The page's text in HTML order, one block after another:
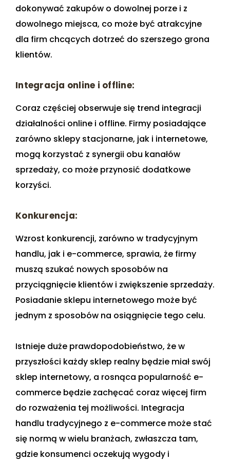
dokonywać zakupów o dowolnej porze i z
dowolnego miejsca, co może być atrakcyjne
dla firm chcących dotrzeć do szerszego grona
klientów.
Integracja online i offline:
Coraz częściej obserwuje się trend integracji
działalności online i offline. Firmy posiadające
zarówno sklepy stacjonarne, jak i internetowe,
mogą korzystać z synergii obu kanałów
sprzedaży, co może przynosić dodatkowe
korzyści.
Konkurencja:
Wzrost konkurencji, zarówno w tradycyjnym
handlu, jak i e-commerce, sprawia, że firmy
muszą szukać nowych sposobów na
przyciągnięcie klientów i zwiększenie sprzedaży.
Posiadanie sklepu internetowego może być
jednym z sposobów na osiągnięcie tego celu.
Istnieje duże prawdopodobieństwo, że w
przyszłości każdy sklep realny będzie miał swój
sklep internetowy, a rosnąca popularność e-
commerce będzie zachęcać coraz więcej firm
do rozważenia tej możliwości. Integracja
handlu tradycyjnego z e-commerce może stać
się normą w wielu branżach, zwłaszcza tam,
gdzie konsumenci oczekują wygody i